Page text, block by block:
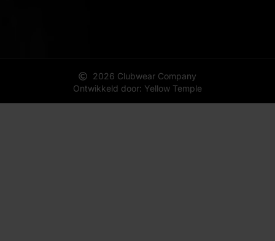
2026 Clubwear Company
Ontwikkeld door: Yellow Temple